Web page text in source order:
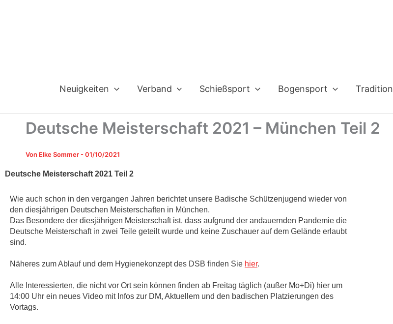
Neuigkeiten Verband Schießsport Bogensport Tradition
Deutsche Meisterschaft 2021 – München Teil 2
Von Elke Sommer -01/10/2021
Deutsche Meisterschaft 2021 Teil 2
Wie auch schon in den vergangen Jahren berichtet unsere Badische Schützenjugend wieder von
den diesjährigen Deutschen Meisterschaften in München.
Das Besondere der diesjährigen Meisterschaft ist, dass aufgrund der andauernden Pandemie die
Deutsche Meisterschaft in zwei Teile geteilt wurde und keine Zuschauer auf dem Gelände erlaubt
sind.
Näheres zum Ablauf und dem Hygienekonzept des DSB finden Sie hier.
Alle Interessierten, die nicht vor Ort sein können finden ab Freitag täglich (außer Mo+Di) hier um
14:00 Uhr ein neues Video mit Infos zur DM, Aktuellem und den badischen Platzierungen des
Vortags.